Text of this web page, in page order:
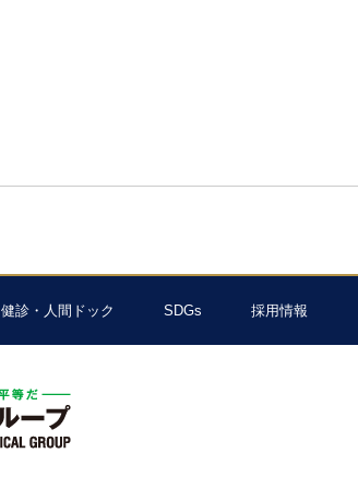
健診・人間ドック SDGs 採用情報